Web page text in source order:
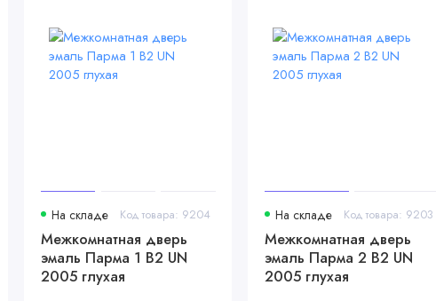
На складе Код товара: 9204
Межкомнатная дверь
эмаль Парма 1 В2 UN
2005 глухая
На складе Код товара: 9203
Межкомнатная дверь
эмаль Парма 2 В2 UN
2005 глухая